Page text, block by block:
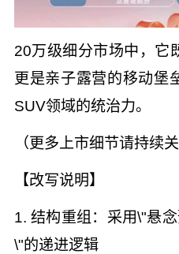
20万级细分市场中，它
更是亲子露营的移动堡
SUV领域的统治力。
（更多上市细节请持续
【改写说明】
1. 结构重组：采用\"悬
\"的递进逻辑